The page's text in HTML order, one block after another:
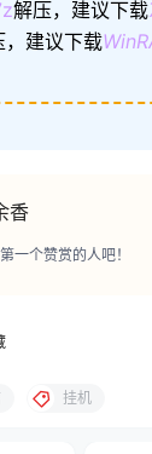
解压，建议下载
，建议下载
香
一个赞赏的人吧！
挂机